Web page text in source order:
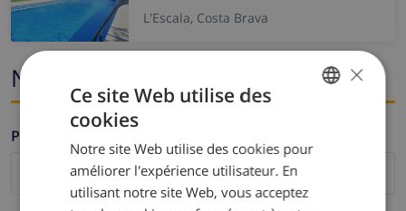
L'Escala, Costa Brava
Nom et adresse e-mail
Prénom *
DUTCH
×
Ce site Web utilise des
cookies
Notre site Web utilise des cookies pour
améliorer l'expérience utilisateur. En
utilisant notre site Web, vous acceptez